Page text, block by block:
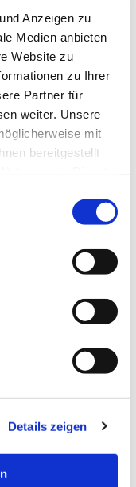
Anzeigen zu
Medien anbieten
Website zu
zu Ihrer
Partner für
weiter. Unsere
mit
bereitgestellt
Details zeigen
einem Kreis
gehalten.
Angehörigen
die Opfer an